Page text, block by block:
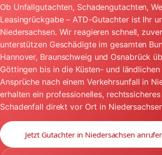
Ob Unfallgutachten, Schadengutachten,
Leasingrückgabe – ATD-Gutachter ist Ihr
Niedersachsen. Wir reagieren schnell,
unterstützen Geschädigte im gesamten
Hannover, Braunschweig und Osnabrück
Göttingen bis in die Küsten- und
Ansprüche nach einem Verkehrsunfall in
erhalten ein professionelles,
Schadenfall direkt vor Ort in
Jetzt Gutachter in Niedersachsen